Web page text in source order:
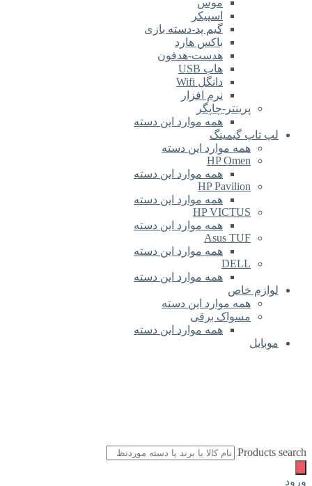
موس
اسپیکر
گیم پد-دسته بازی
باکس هارد
هدست-هدفون
هاب USB
دانگل Wifi
نرم افزار
پرینتر-چاپگر
همه موارد این دسته
لپ تاپ گیمینگ
همه موارد این دسته
HP Omen
همه موارد این دسته
HP Pavilion
همه موارد این دسته
HP VICTUS
همه موارد این دسته
Asus TUF
همه موارد این دسته
DELL
همه موارد این دسته
لوازم خاص
همه موارد این دسته
مسواک برقی
همه موارد این دسته
موبایل
Products search
ورود